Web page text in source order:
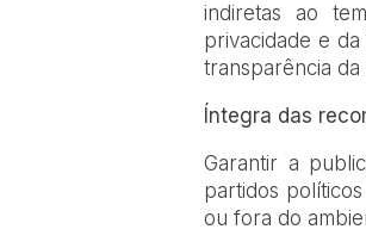
indiretas ao
privacidade e da
transparência da
Íntegra das
Garantir a
partidos
ou fora do